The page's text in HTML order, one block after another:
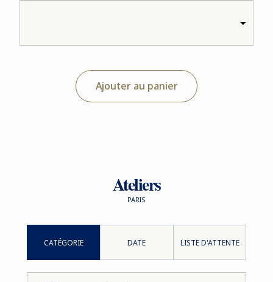
Ajouter au panier
Ateliers
PARIS
CATÉGORIE DATE LISTE D'ATTENTE